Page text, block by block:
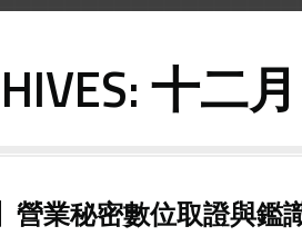
十二
營業秘密數位取證與鑑